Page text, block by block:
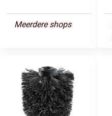
Meerdere shops